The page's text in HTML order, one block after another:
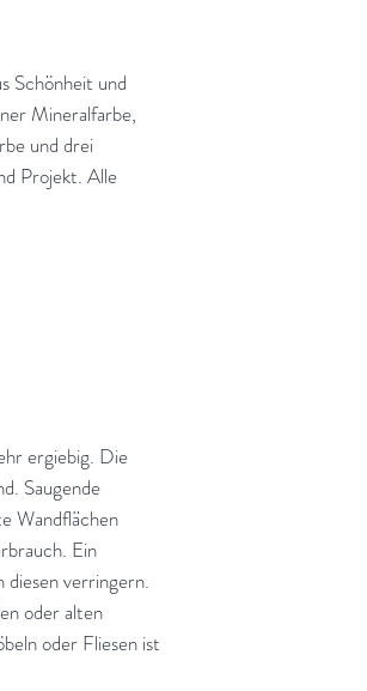
Schönheit und
Mineralfarbe,
und drei
Projekt. Alle
ergiebig. Die
Saugende
Wandflächen
Ein
verringern.
oder alten
oder Fliesen ist